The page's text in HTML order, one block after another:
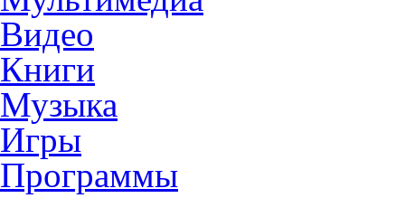
Видео
Книги
Музыка
Игры
Программы